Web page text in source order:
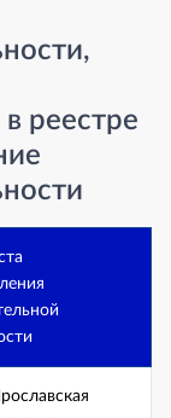
реестре